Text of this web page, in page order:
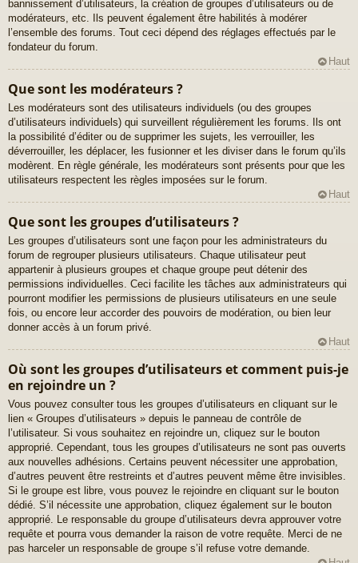
bannissement d’utilisateurs, la création de groupes d’utilisateurs ou de
modérateurs, etc. Ils peuvent également être habilités à modérer
l’ensemble des forums. Tout ceci dépend des réglages effectués par le
fondateur du forum.
Haut
Que sont les modérateurs ?
Les modérateurs sont des utilisateurs individuels (ou des groupes
d’utilisateurs individuels) qui surveillent régulièrement les forums. Ils ont
la possibilité d’éditer ou de supprimer les sujets, les verrouiller, les
déverrouiller, les déplacer, les fusionner et les diviser dans le forum qu’ils
modèrent. En règle générale, les modérateurs sont présents pour que les
utilisateurs respectent les règles imposées sur le forum.
Haut
Que sont les groupes d’utilisateurs ?
Les groupes d’utilisateurs sont une façon pour les administrateurs du
forum de regrouper plusieurs utilisateurs. Chaque utilisateur peut
appartenir à plusieurs groupes et chaque groupe peut détenir des
permissions individuelles. Ceci facilite les tâches aux administrateurs qui
pourront modifier les permissions de plusieurs utilisateurs en une seule
fois, ou encore leur accorder des pouvoirs de modération, ou bien leur
donner accès à un forum privé.
Haut
Où sont les groupes d’utilisateurs et comment puis-je
en rejoindre un ?
Vous pouvez consulter tous les groupes d’utilisateurs en cliquant sur le
lien « Groupes d’utilisateurs » depuis le panneau de contrôle de
l’utilisateur. Si vous souhaitez en rejoindre un, cliquez sur le bouton
approprié. Cependant, tous les groupes d’utilisateurs ne sont pas ouverts
aux nouvelles adhésions. Certains peuvent nécessiter une approbation,
d’autres peuvent être restreints et d’autres peuvent même être invisibles.
Si le groupe est libre, vous pouvez le rejoindre en cliquant sur le bouton
dédié. S’il nécessite une approbation, cliquez également sur le bouton
approprié. Le responsable du groupe d’utilisateurs devra approuver votre
requête et pourra vous demander la raison de votre requête. Merci de ne
pas harceler un responsable de groupe s’il refuse votre demande.